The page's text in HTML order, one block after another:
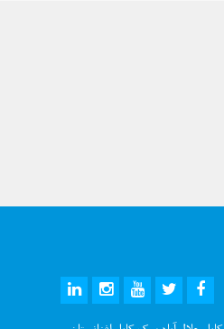
FACEBOOK
TWITTER
YOUTUBE
INSTAGRAM
LINKEDIN